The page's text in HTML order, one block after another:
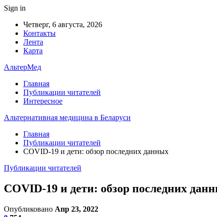
Sign in
Четверг, 6 августа, 2026
Контакты
Лента
Карта
АльтерМед
Главная
Публикации читателей
Интересное
Альтернативная медицина в Беларуси
Главная
Публикации читателей
COVID-19 и дети: обзор последних данных
Публикации читателей
COVID-19 и дети: обзор последних
Опубликовано Апр 23, 2022